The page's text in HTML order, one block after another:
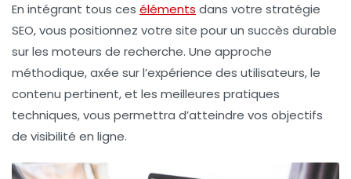
En intégrant tous ces éléments dans votre stratégie
SEO, vous positionnez votre site pour un succès durable
sur les moteurs de recherche. Une approche
méthodique, axée sur l’expérience des utilisateurs, le
contenu pertinent, et les meilleures pratiques
techniques, vous permettra d’atteindre vos objectifs
de visibilité en ligne.